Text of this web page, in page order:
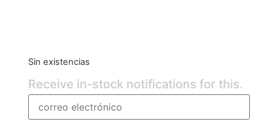
Sin existencias
Receive in-stock notifications for this.